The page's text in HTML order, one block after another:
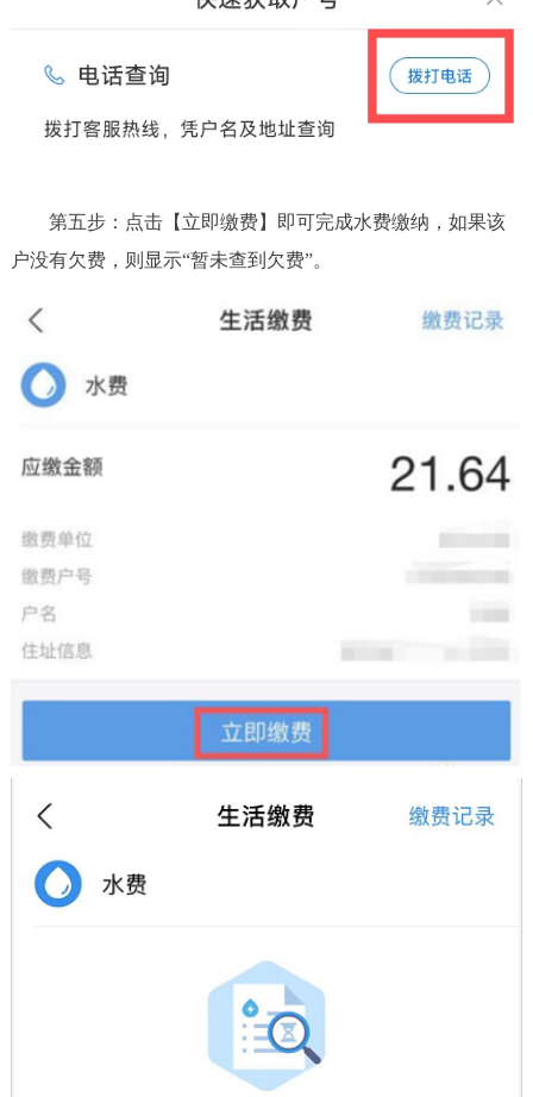
第五步：点击【立即缴费】即可完成水费缴纳，如果该
户没有欠费，则显示“暂未查到欠费”。